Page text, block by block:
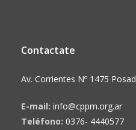
Contactate
Av. Corrientes Nº 1475
E-mail: info@cppm.org.ar
Teléfono: 0376- 4440577